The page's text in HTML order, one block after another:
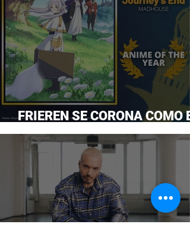
FRIEREN SE CORONA COMO
ANIME DEL AÑO